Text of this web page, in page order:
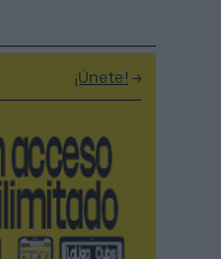
¡Únete!